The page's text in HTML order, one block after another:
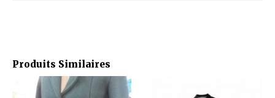
Produits Similaires